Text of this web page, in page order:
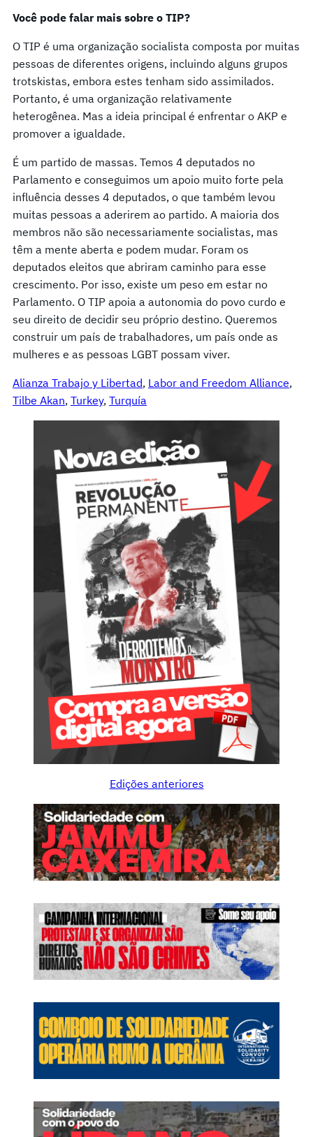
Você pode falar mais sobre o TIP?
O TIP é uma organização socialista composta por muitas
pessoas de diferentes origens, incluindo alguns grupos
trotskistas, embora estes tenham sido assimilados.
Portanto, é uma organização relativamente
heterogênea. Mas a ideia principal é enfrentar o AKP e
promover a igualdade.
É um partido de massas. Temos 4 deputados no
Parlamento e conseguimos um apoio muito forte pela
influência desses 4 deputados, o que também levou
muitas pessoas a aderirem ao partido. A maioria dos
membros não são necessariamente socialistas, mas
têm a mente aberta e podem mudar. Foram os
deputados eleitos que abriram caminho para esse
crescimento. Por isso, existe um peso em estar no
Parlamento. O TIP apoia a autonomia do povo curdo e
seu direito de decidir seu próprio destino. Queremos
construir um país de trabalhadores, um país onde as
mulheres e as pessoas LGBT possam viver.
Alianza Trabajo y Libertad, Labor and Freedom Alliance
Tilbe Akan, Turkey, Turquía
Edições anteriores